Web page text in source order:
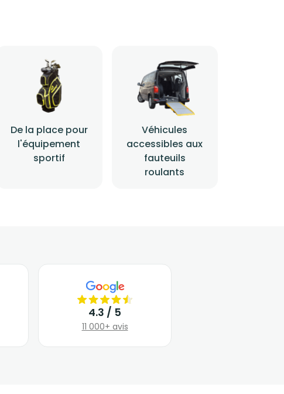
De la place pour
l'équipement
sportif
Véhicules
accessibles aux
fauteuils
roulants
4.3 / 5
11 000+ avis